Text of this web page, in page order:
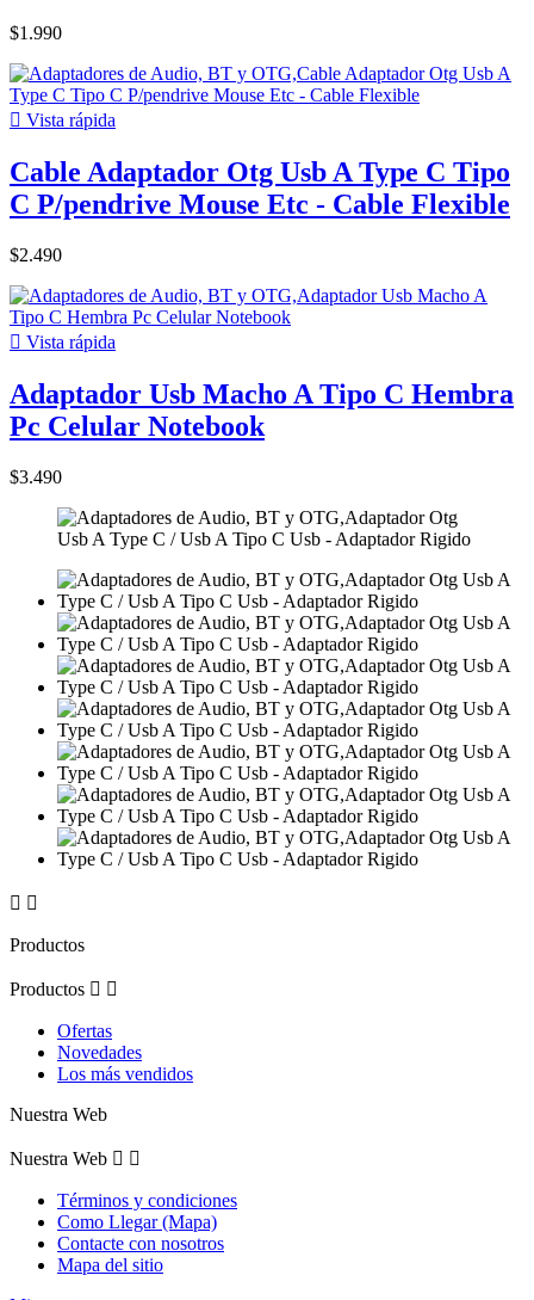
$1.990
 Vista rápida
Cable Adaptador Otg Usb A Type C Tipo
C P/pendrive Mouse Etc - Cable Flexible
$2.490
 Vista rápida
Adaptador Usb Macho A Tipo C Hembra
Pc Celular Notebook
$3.490
 
Productos
Productos  
Ofertas
Novedades
Los más vendidos
Nuestra Web
Nuestra Web  
Términos y condiciones
Como Llegar (Mapa)
Contacte con nosotros
Mapa del sitio